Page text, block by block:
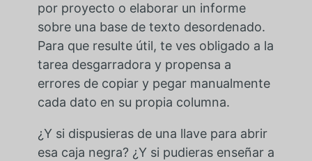
por proyecto o elaborar un informe
sobre una base de texto desordenado.
Para que resulte útil, te ves obligado a la
tarea desgarradora y propensa a
errores de copiar y pegar manualmente
cada dato en su propia columna.
¿Y si dispusieras de una llave para abrir
esa caja negra? ¿Y si pudieras enseñar a